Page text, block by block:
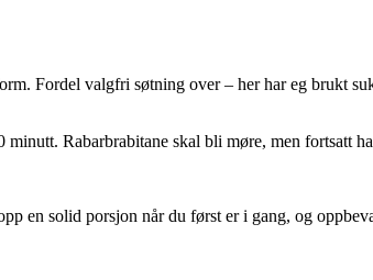
Fordel valgfri søtning over – her har eg brukt
Rabarbrabitane skal bli møre, men fortsatt
en solid porsjon når du først er i gang, og